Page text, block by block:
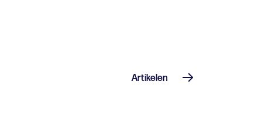
Artikelen